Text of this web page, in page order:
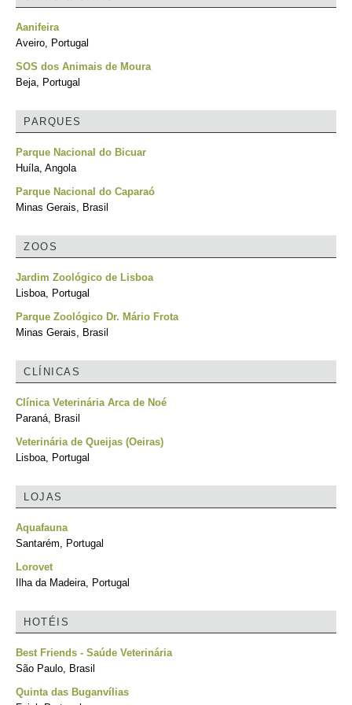
Aanifeira
Aveiro, Portugal
SOS dos Animais de Moura
Beja, Portugal
PARQUES
Parque Nacional do Bicuar
Huíla, Angola
Parque Nacional do Caparaó
Minas Gerais, Brasil
ZOOS
Jardim Zoológico de Lisboa
Lisboa, Portugal
Parque Zoológico Dr. Mário Frota
Minas Gerais, Brasil
CLÍNICAS
Clínica Veterinária Arca de Noé
Paraná, Brasil
Veterinária de Queijas (Oeiras)
Lisboa, Portugal
LOJAS
Aquafauna
Santarém, Portugal
Lorovet
Ilha da Madeira, Portugal
HOTÉIS
Best Friends - Saúde Veterinária
São Paulo, Brasil
Quinta das Buganvílias